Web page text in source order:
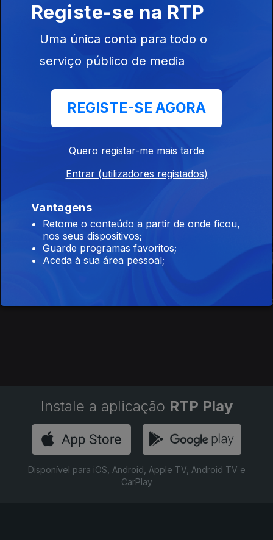
Ep. 7
A Grande Volta
Ep. 8
Trabalhar
Numa Agência
Funerária
Este conteúdo faz parte de Humor
The Daily
Instale a aplicação RTP Play
Disponível para iOS, Android, Apple TV, Android TV e
CarPlay
Registe-se na RTP
Uma única conta para todo o
serviço público de media
REGISTE-SE AGORA
Quero registar-me mais tarde
Entrar (utilizadores registados)
Vantagens
Retome o conteúdo a partir de onde ficou,
nos seus dispositivos;
Guarde programas favoritos;
Aceda à sua área pessoal;